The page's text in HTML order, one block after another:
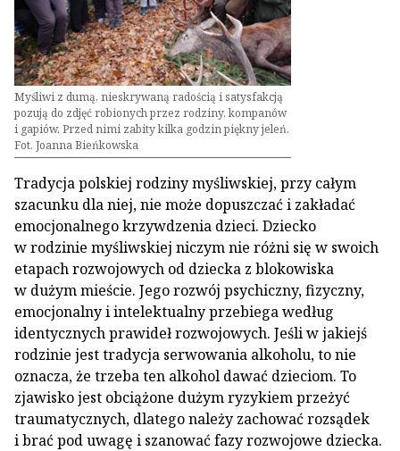
Myśliwi z dumą, nieskrywaną radością i satysfakcją
pozują do zdjęć robionych przez rodziny, kompanów
i gapiów. Przed nimi zabity kilka godzin piękny jeleń.
Fot. Joanna Bieńkowska
Tradycja polskiej rodziny myśliwskiej, przy całym
szacunku dla niej, nie może dopuszczać i zakładać
emocjonalnego krzywdzenia dzieci. Dziecko
w rodzinie myśliwskiej niczym nie różni się w swoich
etapach rozwojowych od dziecka z blokowiska
w dużym mieście. Jego rozwój psychiczny, fizyczny,
emocjonalny i intelektualny przebiega według
identycznych prawideł rozwojowych. Jeśli w jakiejś
rodzinie jest tradycja serwowania alkoholu, to nie
oznacza, że trzeba ten alkohol dawać dzieciom. To
zjawisko jest obciążone dużym ryzykiem przeżyć
traumatycznych, dlatego należy zachować rozsądek
i brać pod uwagę i szanować fazy rozwojowe dziecka.